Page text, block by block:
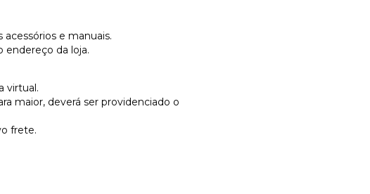
e manuais.
endereço da loja.
virtual.
maior, deverá ser providenciado o
frete.